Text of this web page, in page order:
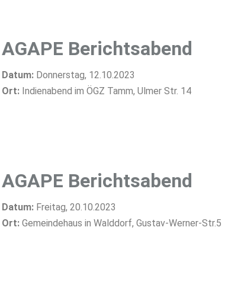
AGAPE Berichtsabend
Datum:Donnerstag, 12.10.2023
Ort: Indienabend im ÖGZ Tamm, Ulmer Str. 14
AGAPE Berichtsabend
Datum:Freitag, 20.10.2023
Ort: Gemeindehaus in Walddorf, Gustav-Werner-Str.5